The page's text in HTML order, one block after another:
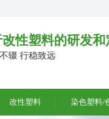
性塑料的研发
辍 行稳致远
改性塑料 染色塑料/